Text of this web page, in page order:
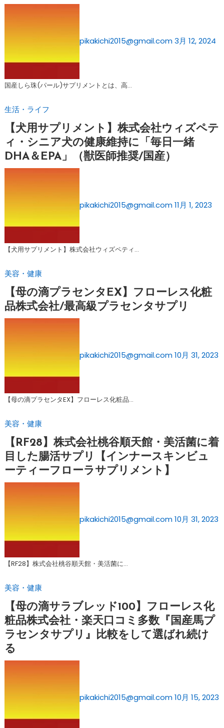
pikakichi2015@gmail.com3月 12, 2024
国産しら珠(パール)サプリメントとは、高…
生活・ライフ
【犬用サプリメント】株式会社ウィズペテ
ィ・シニア犬の健康維持に「毎日一緒
DHA＆EPA」（獣医師推奨/国産）
pikakichi2015@gmail.com11月 1, 2023
【犬用サプリメント】株式会社ウィズペティ…
美容・健康
【母の滴プラセンタEX】フローレス化粧
品株式会社/最高級プラセンタサプリ
pikakichi2015@gmail.com10月 31, 2023
【母の滴プラセンタEX】フローレス化粧品…
美容・健康
【RF28】株式会社桃谷順天館・美活菌に着
目した腸活サプリ【インナースキンビュ
ーティーフローラサプリメント】
pikakichi2015@gmail.com10月 31, 2023
【RF28】株式会社桃谷順天館・美活菌に…
美容・健康
【母の滴サラブレッド100】フローレス化
粧品株式会社・楽天口コミ多数『国産馬プ
ラセンタサプリ』比較をして選ばれ続け
る
pikakichi2015@gmail.com10月 15, 2023